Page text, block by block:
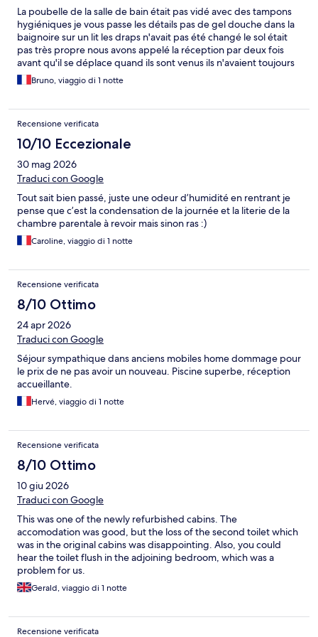
La poubelle de la salle de bain était pas vidé avec des tampons
hygiéniques je vous passe les détails pas de gel douche dans la
baignoire sur un lit les draps n'avait pas été changé le sol était
pas très propre nous avons appelé la réception par deux fois
avant qu'il se déplace quand ils sont venus ils n'avaient toujours
pas changé la poubelle la qualité de service est à revoir
dommage
Bruno, viaggio di 1 notte
Recensione verificata
10/10 Eccezionale
30 mag 2026
Traduci con Google
Tout sait bien passé, juste une odeur d’humidité en rentrant je
pense que c’est la condensation de la journée et la literie de la
chambre parentale à revoir mais sinon ras :)
Caroline, viaggio di 1 notte
Recensione verificata
8/10 Ottimo
24 apr 2026
Traduci con Google
Séjour sympathique dans anciens mobiles home dommage pour
le prix de ne pas avoir un nouveau. Piscine superbe, réception
accueillante.
Hervé, viaggio di 1 notte
Recensione verificata
8/10 Ottimo
10 giu 2026
Traduci con Google
This was one of the newly refurbished cabins. The
accomodation was good, but the loss of the second toilet which
was in the original cabins was disappointing. Also, you could
hear the toilet flush in the adjoining bedroom, which was a
problem for us.
Gerald, viaggio di 1 notte
Recensione verificata